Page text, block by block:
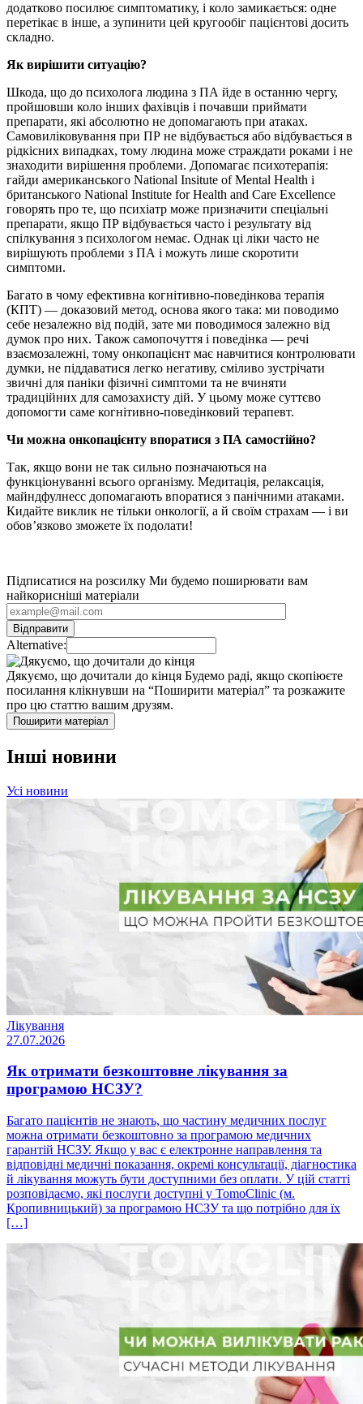
додатково посилює симптоматику, і коло замикається: одне
перетікає в інше, а зупинити цей кругообіг пацієнтові досить
складно.
Як вирішити ситуацію?
Шкода, що до психолога людина з ПА йде в останню чергу,
пройшовши коло інших фахівців і почавши приймати
препарати, які абсолютно не допомагають при атаках.
Самовиліковування при ПР не відбувається або відбувається в
рідкісних випадках, тому людина може страждати роками і не
знаходити вирішення проблеми. Допомагає психотерапія:
гайди американського National Insitute of Mental Health і
британського National Institute for Health and Care Excellence
говорять про те, що психіатр може призначити спеціальні
препарати, якщо ПР відбувається часто і результату від
спілкування з психологом немає. Однак ці ліки часто не
вирішують проблеми з ПА і можуть лише скоротити
симптоми.
Багато в чому ефективна когнітивно-поведінкова терапія
(КПТ) — доказовий метод, основа якого така: ми поводимо
себе незалежно від подій, зате ми поводимося залежно від
думок про них. Також самопочуття і поведінка — речі
взаємозалежні, тому онкопацієнт має навчитися контролювати
думки, не піддаватися легко негативу, сміливо зустрічати
звичні для паніки фізичні симптоми та не вчиняти
традиційних для самозахисту дій. У цьому може суттєво
допомогти саме когнітивно-поведінковий терапевт.
Чи можна онкопацієнту впоратися з ПА самостійно?
Так, якщо вони не так сильно позначаються на
функціонуванні всього організму. Медитація, релаксація,
майндфулнесс допомагають впоратися з панічними атаками.
Кидайте виклик не тільки онкології, а й своїм страхам — і ви
обов’язково зможете їх подолати!
Підписатися на розсилку Ми будемо поширювати вам
найкорисніші матеріали
Alternative:
Дякуємо, що дочитали до кінця Будемо раді, якщо скопіюєте
посилання клікнувши на “Поширити матеріал” та розкажите
про цю статтю вашим друзям.
Поширити матеріал
Інші новини
Усі новини
Лікування
27.07.2026
Як отримати безкоштовне лікування за
програмою НСЗУ?
Багато пацієнтів не знають, що частину медичних послуг
можна отримати безкоштовно за програмою медичних
гарантій НСЗУ. Якщо у вас є електронне направлення та
відповідні медичні показання, окремі консультації, діагностика
й лікування можуть бути доступними без оплати. У цій статті
розповідаємо, які послуги доступні у TomoClinic (м.
Кропивницький) за програмою НСЗУ та що потрібно для їх
[…]